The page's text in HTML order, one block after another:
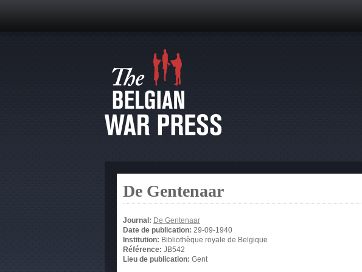
De Gentenaar
Journal: De Gentenaar
Date de publication: 29-09-1940
Institution: Bibliothèque royale de Belgique
Référence: JB542
Lieu de publication: Gent